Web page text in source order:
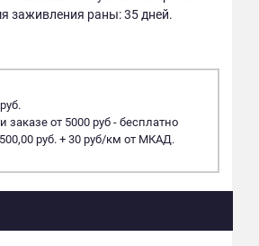
заживления раны: 35 дней.
заказе от 5000 руб - бесплатно
руб. + 30 руб/км от МКАД.